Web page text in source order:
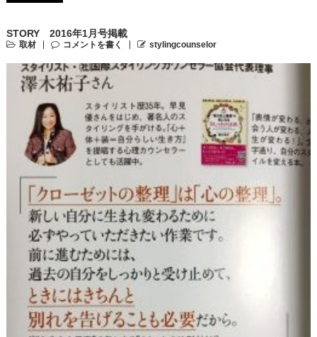
STORY 2016年1月号掲載
取材 コメントを書く stylingcounselor